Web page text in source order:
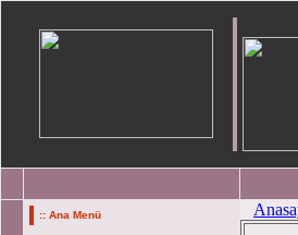
:: Ana Menü